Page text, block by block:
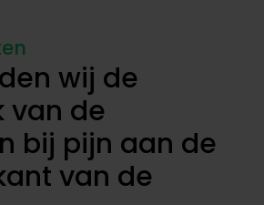
wij de
van de
bij pijn aan de
van de